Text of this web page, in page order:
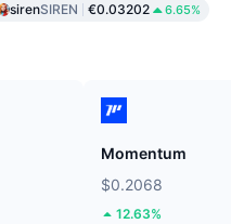
sirenSIREN €0.03202 6.65%
Momentum
$0.2068
12.63%